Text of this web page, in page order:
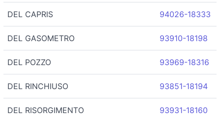
DEL CAPRIS 94026-18333
DEL GASOMETRO 93910-18198
DEL POZZO 93969-18316
DEL RINCHIUSO 93851-18194
DEL RISORGIMENTO 93931-18160